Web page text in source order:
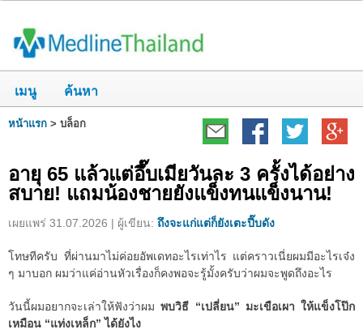
เมนู ค้นหา
หน้าแรก > บล็อก
อายุ 65 แล้วแต่อึ๊บเมียวันละ 3 ครั้งได้อย่าง
สบาย! แถมน้องชายยังแข็งทนแข็งนาน!
เผยแพร่ 31.07.2026 | ผู้เขียน: ถึงจะแก่แต่ก็ยังเตะปี๊บดัง
โทษทีครับ ที่ผ่านมาไม่ค่อยอัพเดทอะไรเท่าไร แต่คราวเนี่ยผมมีอะไรเจ๋ง
ๆ มาบอก ผมว่าแค่อ่านหัวเรื่องก็คงพอจะรู้มั้งครับว่าผมจะพูดถึงอะไร
วันนี้ผมอยากจะเล่าให้ฟังว่าผมพบวิธี “เปลี่ยน” มะเขือเผา ให้แข็งโป๊ก
เหมือน “แท่งเหล็ก” ได้ยังไง